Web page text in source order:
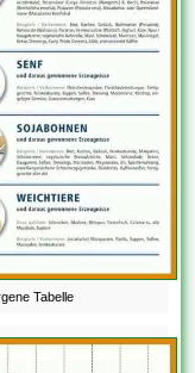
Tabelle